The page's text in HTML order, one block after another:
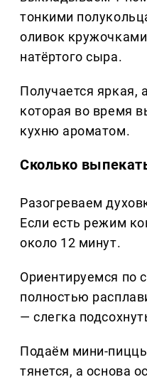
тонкими
оливок
натёртого сыра.
Получается яркая,
которая во время
кухню ароматом.
Сколько
Разогреваем
Если есть режим
около 12 минут.
Ориентируемся по
полностью
— слегка
Подаём мини-
тянется, а основа